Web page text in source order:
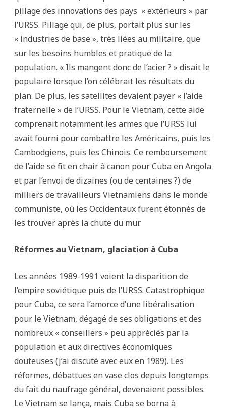
pillage des innovations des pays « extérieurs » par
l’URSS. Pillage qui, de plus, portait plus sur les
« industries de base », très liées au militaire, que
sur les besoins humbles et pratique de la
population. « Ils mangent donc de l’acier ? » disait le
populaire lorsque l’on célébrait les résultats du
plan. De plus, les satellites devaient payer « l’aide
fraternelle » de l’URSS. Pour le Vietnam, cette aide
comprenait notamment les armes que l’URSS lui
avait fourni pour combattre les Américains, puis les
Cambodgiens, puis les Chinois. Ce remboursement
de l’aide se fit en chair à canon pour Cuba en Angola
et par l’envoi de dizaines (ou de centaines ?) de
milliers de travailleurs Vietnamiens dans le monde
communiste, où les Occidentaux furent étonnés de
les trouver après la chute du mur.
Réformes au Vietnam, glaciation à Cuba
Les années 1989-1991 voient la disparition de
l’empire soviétique puis de l’URSS. Catastrophique
pour Cuba, ce sera l’amorce d’une libéralisation
pour le Vietnam, dégagé de ses obligations et des
nombreux « conseillers » peu appréciés par la
population et aux directives économiques
douteuses (j’ai discuté avec eux en 1989). Les
réformes, débattues en vase clos depuis longtemps
du fait du naufrage général, devenaient possibles.
Le Vietnam se lança, mais Cuba se borna à